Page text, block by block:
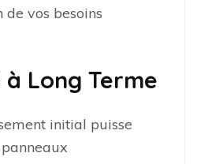
de vos besoins
Long Terme
initial puisse